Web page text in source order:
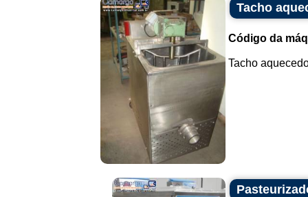
Tacho
Código da
Tacho